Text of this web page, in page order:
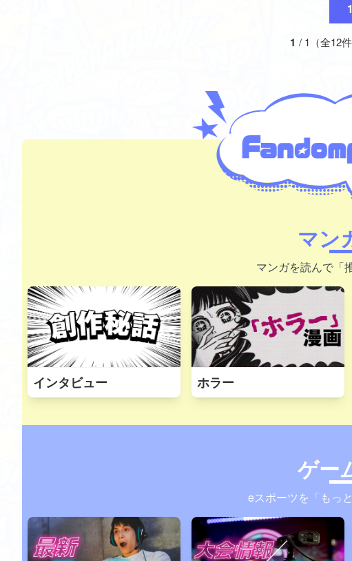
1
1 / 1（全12
マン
マンガを読んで「
インタビュー ホラー
ゲー
eスポーツを「もっ